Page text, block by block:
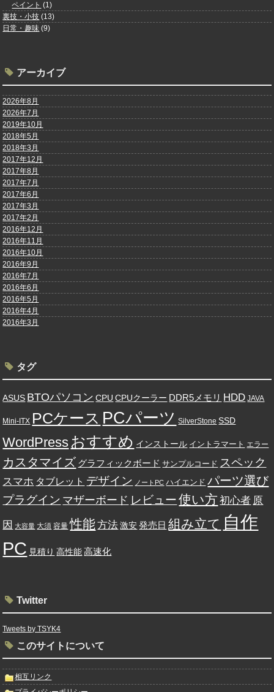
ペイント (1)
裏技・小技 (13)
日常・趣味 (9)
アーカイブ
2026年8月
2026年7月
2019年10月
2018年5月
2018年3月
2017年12月
2017年8月
2017年7月
2017年6月
2017年3月
2017年2月
2016年12月
2016年11月
2016年10月
2016年9月
2016年7月
2016年6月
2016年5月
2016年4月
2016年3月
タグ
ASUS BTOパソコン CPU CPUクーラー DDR5メモリ HDD JAVA
Mini-ITX PCケース PCパーツ SilverStone SSD
WordPress おすすめ インストール イントラマート エラー
カスタマイズ グラフィックボード サンプルコード スペック
スマホ タブレット デザイン ノートPC ハイエンド パーツ選び
プラグイン マザーボード レビュー 使い方初心者 原
因 大容量 大須 容量 性能方法 激安 発売日 組み立て 自作
PC 見積り 高性能 高速化
Twitter
Tweets by TSYK4
このサイトについて
相互リンク